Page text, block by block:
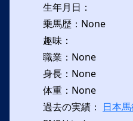
生年月日：
乗馬歴：None
趣味：
職業：None
身長：None
体重：None
過去の実績： 日本